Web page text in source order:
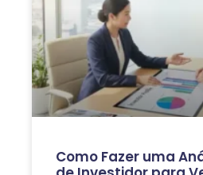
Como Fazer uma